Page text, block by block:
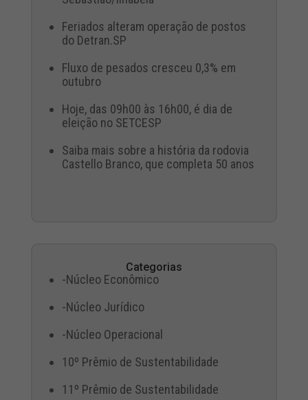
Feriados alteram operação de postos
do Detran.SP
Fluxo de pesados cresceu 0,3% em
outubro
Hoje, das 09h00 às 16h00, é dia de
eleição no SETCESP
Saiba mais sobre a história da rodovia
Castello Branco, que completa 50 anos
Categorias
-Núcleo Econômico
-Núcleo Jurídico
-Núcleo Operacional
10º Prêmio de Sustentabilidade
11º Prêmio de Sustentabilidade